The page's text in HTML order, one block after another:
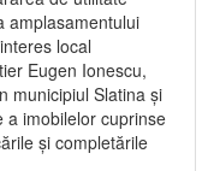
amplasamentului
local
Eugen Ionescu,
municipiul Slatina şi
a imobilelor cuprinse
şi completările